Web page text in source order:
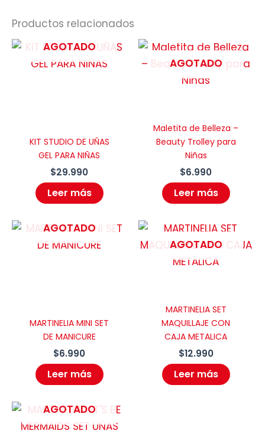
Productos relacionados
AGOTADO
KIT STUDIO DE UÑAS
GEL PARA NIÑAS
$29.990
Leer más
AGOTADO
Maletita de Belleza –
Beauty Trolley para
Niñas
$6.990
Leer más
AGOTADO
MARTINELIA MINI SET
DE MANICURE
$6.990
Leer más
AGOTADO
MARTINELIA SET
MAQUILLAJE CON
CAJA METALICA
$12.990
Leer más
AGOTADO